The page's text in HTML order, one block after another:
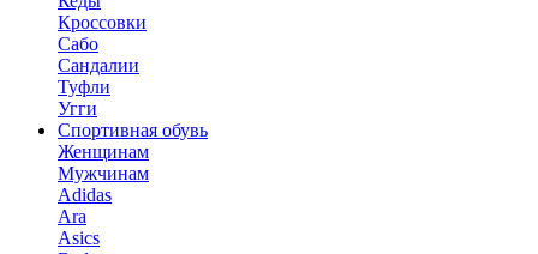
Кроссовки
Сабо
Сандалии
Туфли
Угги
Спортивная обувь
Женщинам
Мужчинам
Adidas
Ara
Asics